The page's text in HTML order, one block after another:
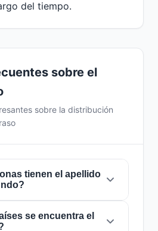
del tiempo.
sobre el
sobre la distribución
tienen el apellido
150
se encuentra el